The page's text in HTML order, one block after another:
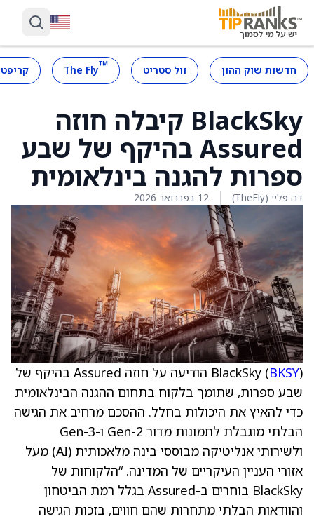
חדשות שוק ההון וול סטריט ™
The Fly
BlackSky קיבלה חוזה
Assured בהיקף של שבע
ספרות להגנה בינלאומית
דה פליי (TheFly) 12 בפברואר 2026
BlackSky (BKSY
) הודיעה על חוזה Assured בהיקף של
שבע ספרות, שתומך בלקוח בתחום ההגנה הבינלאומית
כדי להאיץ את היכולות בחלל. ההסכם מרחיב את הגישה
הבלתי מוגבלת לתמונות מדור Gen-2 ו-Gen-3
ולשירותי אנליטיקה מבוססי בינה מלאכותית (AI) מעל
אזורי העניין העיקריים של המדינה. “הלקוחות של
BlackSky בוחרים ב-Assured בגלל רמת הביטחון
והוודאות הבלתי מתחרות שהם חווים, בזכות הגישה